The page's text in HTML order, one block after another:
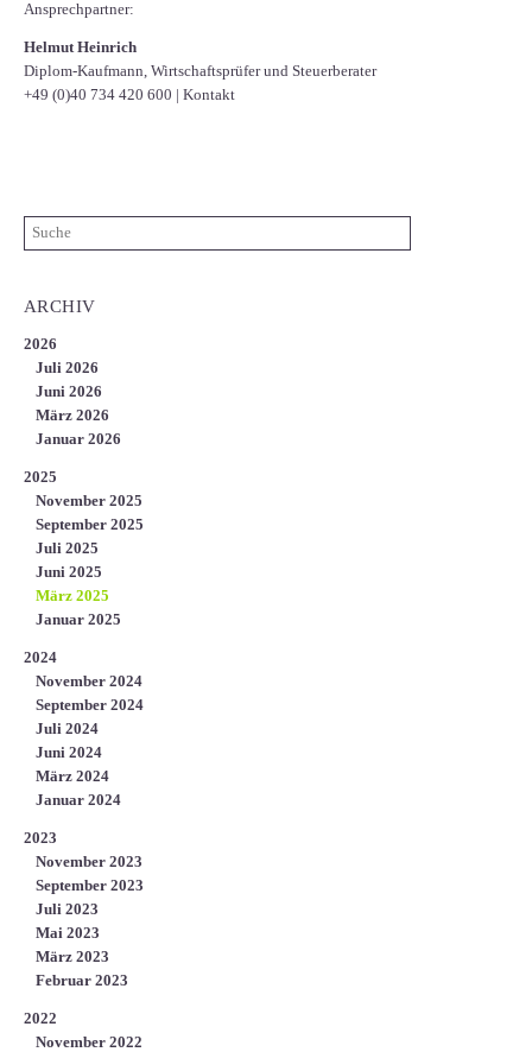
Ansprechpartner:
Helmut Heinrich
Diplom-Kaufmann, Wirtschaftsprüfer ​und Steuerberater
+49 (0)40 734 420 600 | Kontakt
ARCHIV
2026
Juli 2026
Juni 2026
März 2026
Januar 2026
2025
November 2025
September 2025
Juli 2025
Juni 2025
März 2025
Januar 2025
2024
November 2024
September 2024
Juli 2024
Juni 2024
März 2024
Januar 2024
2023
November 2023
September 2023
Juli 2023
Mai 2023
März 2023
Februar 2023
2022
November 2022